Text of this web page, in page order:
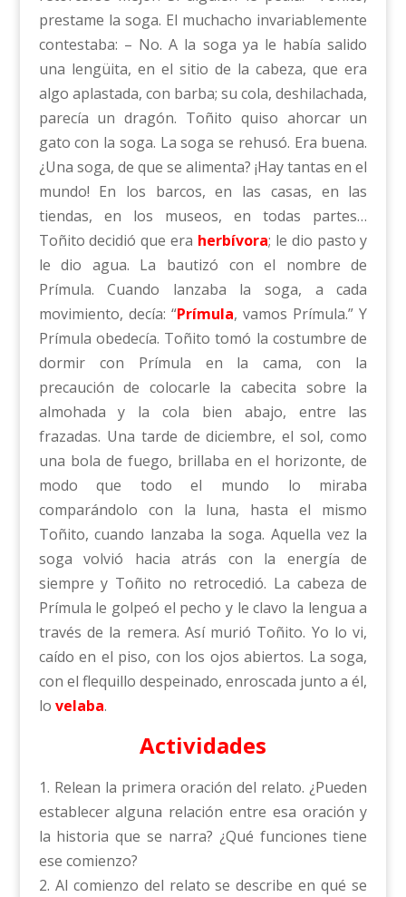
prestame la soga. El muchacho invariablemente
contestaba: – No. A la soga ya le había salido
una lengüita, en el sitio de la cabeza, que era
algo aplastada, con barba; su cola, deshilachada,
parecía un dragón. Toñito quiso ahorcar un
gato con la soga. La soga se rehusó. Era buena.
¿Una soga, de que se alimenta? ¡Hay tantas en el
mundo! En los barcos, en las casas, en las
tiendas, en los museos, en todas partes…
Toñito decidió que era herbívora; le dio pasto y
le dio agua. La bautizó con el nombre de
Prímula. Cuando lanzaba la soga, a cada
movimiento, decía: “Prímula, vamos Prímula.” Y
Prímula obedecía. Toñito tomó la costumbre de
dormir con Prímula en la cama, con la
precaución de colocarle la cabecita sobre la
almohada y la cola bien abajo, entre las
frazadas. Una tarde de diciembre, el sol, como
una bola de fuego, brillaba en el horizonte, de
modo que todo el mundo lo miraba
comparándolo con la luna, hasta el mismo
Toñito, cuando lanzaba la soga. Aquella vez la
soga volvió hacia atrás con la energía de
siempre y Toñito no retrocedió. La cabeza de
Prímula le golpeó el pecho y le clavo la lengua a
través de la remera. Así murió Toñito. Yo lo vi,
caído en el piso, con los ojos abiertos. La soga,
con el flequillo despeinado, enroscada junto a él,
lo velaba.
Actividades
1. Relean la primera oración del relato. ¿Pueden
establecer alguna relación entre esa oración y
la historia que se narra? ¿Qué funciones tiene
ese comienzo?
2. Al comienzo del relato se describe en qué se